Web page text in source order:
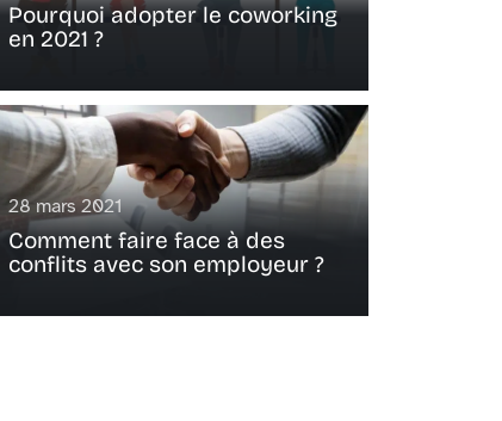
Pourquoi adopter le coworking
en 2021 ?
28 mars 2021
Comment faire face à des
conflits avec son employeur ?